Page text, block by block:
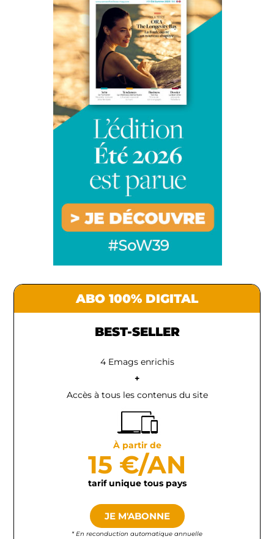
ABO 100% DIGITAL
BEST-SELLER
4 Emags enrichis
+
Accès à tous les contenus du site
À partir de
15 €/AN
tarif unique tous pays
JE M'ABONNE
* En reconduction automatique annuelle